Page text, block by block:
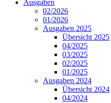
Ausgaben
02/2026
01/2026
Ausgaben 2025
Übersicht 2025
04/2025
03/2025
02/2025
01/2025
Ausgaben 2024
Übersicht 2024
04/2024